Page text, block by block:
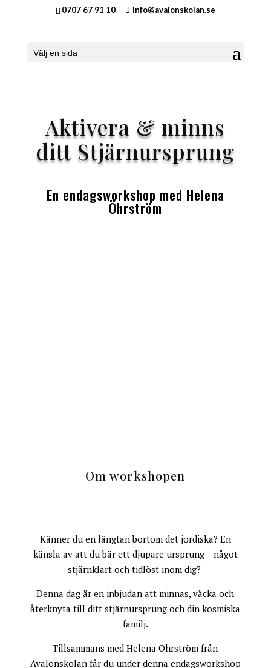
0707 67 91 10 info@avalonskolan.se
Välj en sida
Aktivera & minns
ditt Stjärnursprung
En endagsworkshop med Helena
Öhrström
Om workshopen
Känner du en längtan bortom det jordiska? En
känsla av att du bär ett djupare ursprung – något
stjärnklart och tidlöst inom dig?
Denna dag är en inbjudan att minnas, väcka och
återknyta till ditt stjärnursprung och din kosmiska
familj.
Tillsammans med Helena Öhrström från
Avalonskolan får du under denna endagsworkshop